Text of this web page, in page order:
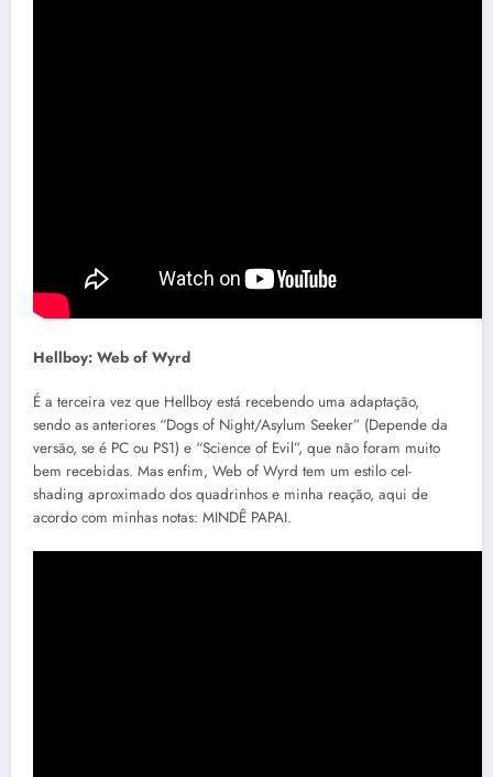
Hellboy: Web of Wyrd
É a terceira vez que Hellboy está recebendo uma adaptação,
sendo as anteriores “Dogs of Night/Asylum Seeker” (Depende da
versão, se é PC ou PS1) e “Science of Evil”, que não foram muito
bem recebidas. Mas enfim, Web of Wyrd tem um estilo cel-
shading aproximado dos quadrinhos e minha reação, aqui de
acordo com minhas notas: MINDÊ PAPAI.